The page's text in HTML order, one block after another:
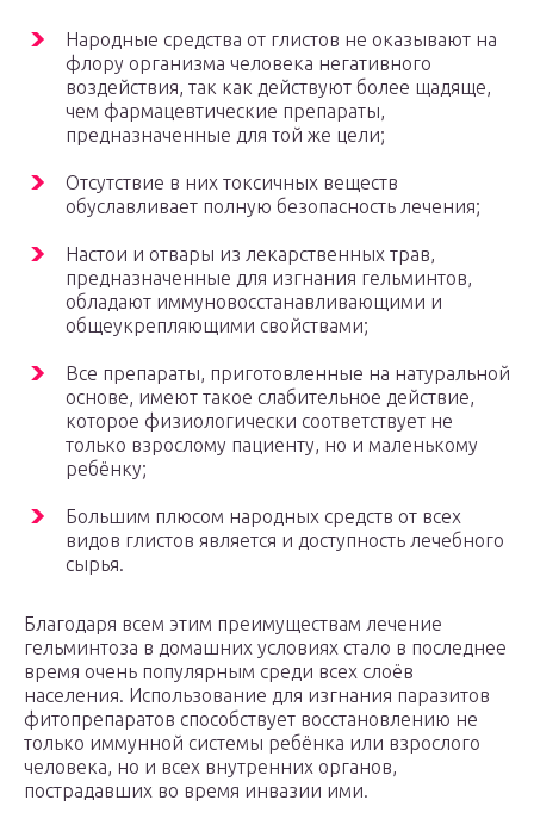
Народные средства от глистов не оказывают на
флору организма человека негативного
воздействия, так как действуют более щадяще,
чем фармацевтические препараты,
предназначенные для той же цели;
Отсутствие в них токсичных веществ
обуславливает полную безопасность лечения;
Настои и отвары из лекарственных трав,
предназначенные для изгнания гельминтов,
обладают иммуновосстанавливающими и
общеукрепляющими свойствами;
Все препараты, приготовленные на натуральной
основе, имеют такое слабительное действие,
которое физиологически соответствует не
только взрослому пациенту, но и маленькому
ребёнку;
Большим плюсом народных средств от всех
видов глистов является и доступность лечебного
сырья.
Благодаря всем этим преимуществам лечение
гельминтоза в домашних условиях стало в последнее
время очень популярным среди всех слоёв
населения. Использование для изгнания паразитов
фитопрепаратов способствует восстановлению не
только иммунной системы ребёнка или взрослого
человека, но и всех внутренних органов,
пострадавших во время инвазии ими.